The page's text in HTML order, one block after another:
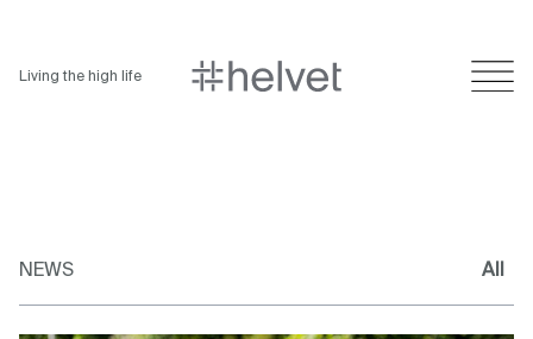
Living the high life
NEWS All